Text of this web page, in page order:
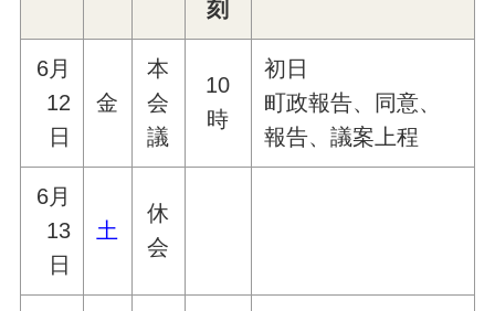
刻
6月
12
日
金
本
会
議
10
時
初日
町政報告、同意、
報告、議案上程
6月
13
日
土
休
会